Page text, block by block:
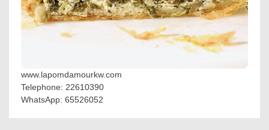
www.lapomdamourkw.com
Telephone: 22610390
WhatsApp: 65526052